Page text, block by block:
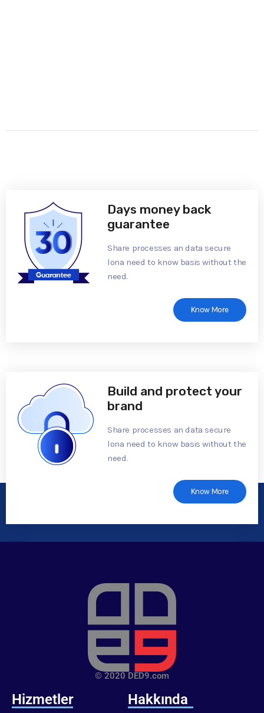
Days money back
guarantee
Share processes an data secure
lona need to know basis without the
need.
Know More
Build and protect your
brand
Share processes an data secure
lona need to know basis without the
need.
Know More
© 2020 DED9.com
Hizmetler Hakkında